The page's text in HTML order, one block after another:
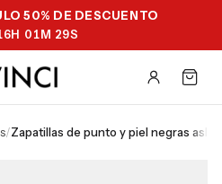
50% DE DESCUENTO
H 01M 28S
/ zapatillas de punto y piel negras